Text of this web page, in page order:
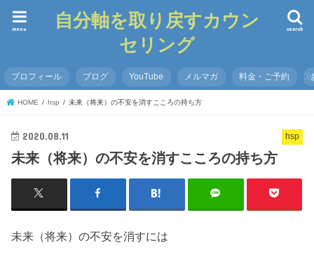
自分軸を取り戻すカウン
セリング
search
menu
プロフィール ブログ YouTube メルマガ 料金・ご予約
HOME hsp 未来（将来）の不安を消すこころの持ち方
hsp
2020.08.11
未来（将来）の不安を消すこころの持ち方
未来（将来）の不安を消すには